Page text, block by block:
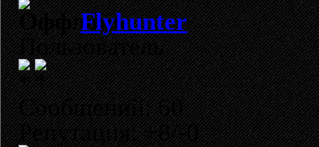
Flyhunter
Пользователь
Сообщений: 60
Репутация: +8/-0